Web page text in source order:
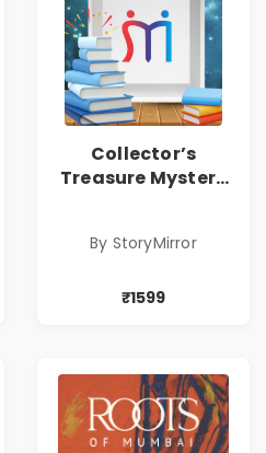
Collector’s
Treasure Mystery
| Fiction, Thriller,
By StoryMirror
₹1599